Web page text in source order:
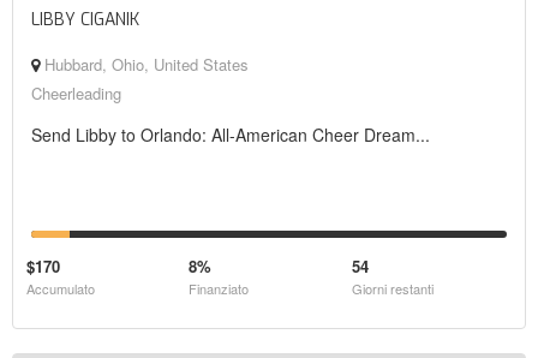
LIBBY CIGANIK
Hubbard, Ohio, United States
Cheerleading
Send Libby to Orlando: All-American Cheer Dream...
$170
Accumulato
8%
Finanziato
54
Giorni restanti